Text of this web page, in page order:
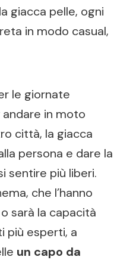
giacca pelle, ogni
in modo casual,
le giornate
in moto
città, la giacca
persona e dare la
sentire più liberi.
che l’hanno
sarà la capacità
più esperti, a
un capo da